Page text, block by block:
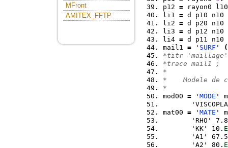
MFront
AMITEX_FFTP
p12 = rayon0
li1 = d p10
li2 = d p20
li3 = d p12
li4 = d p11
mail1 = ' SURF '
(
*titr
*trace mail1 ;
*
*    Modele de
*
mod00 = ' MODE '
mat00 = ' MATE '
'RHO'
       'KK' 10.
'A1'
       'A2' 80.